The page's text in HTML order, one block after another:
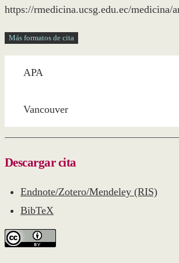
https://rmedicina.ucsg.edu.ec/medicina/
Más formatos de cita
APA
Vancouver
Descargar cita
Endnote/Zotero/Mendeley (RIS)
BibTeX